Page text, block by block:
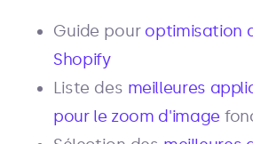
Guide pour optimisation
Shopify
Liste des meilleures
pour le zoom d'image